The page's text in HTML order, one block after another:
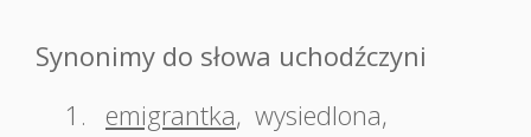
Synonimy do słowa uchodźczyni
1.
emigrantka, wysiedlona,